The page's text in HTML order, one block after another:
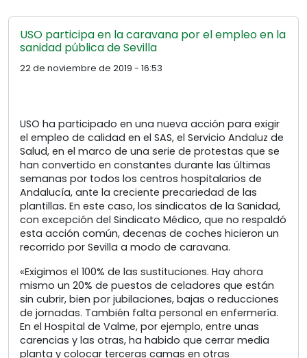
USO participa en la caravana por el empleo en la
sanidad pública de Sevilla
22 de noviembre de 2019 - 16:53
USO ha participado en una nueva acción para exigir
el empleo de calidad en el SAS, el Servicio Andaluz de
Salud, en el marco de una serie de protestas que se
han convertido en constantes durante las últimas
semanas por todos los centros hospitalarios de
Andalucía, ante la creciente precariedad de las
plantillas. En este caso, los sindicatos de la Sanidad,
con excepción del Sindicato Médico, que no respaldó
esta acción común, decenas de coches hicieron un
recorrido por Sevilla a modo de caravana.
«Exigimos el 100% de las sustituciones. Hay ahora
mismo un 20% de puestos de celadores que están
sin cubrir, bien por jubilaciones, bajas o reducciones
de jornadas. También falta personal en enfermería.
En el Hospital de Valme, por ejemplo, entre unas
carencias y las otras, ha habido que cerrar media
planta y colocar terceras camas en otras